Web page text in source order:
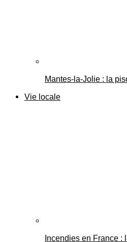
Mantes-la-Jolie : la
Vie locale
Incendies en France